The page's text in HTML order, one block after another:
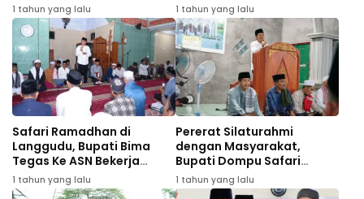
1 tahun yang lalu 1 tahun yang lalu
Safari Ramadhan di
Langgudu, Bupati Bima
Tegas Ke ASN Bekerja
Profesional
1 tahun yang lalu
Pererat Silaturahmi
dengan Masyarakat,
Bupati Dompu Safari
Ramadhan di Desa
Tanjung
1 tahun yang lalu